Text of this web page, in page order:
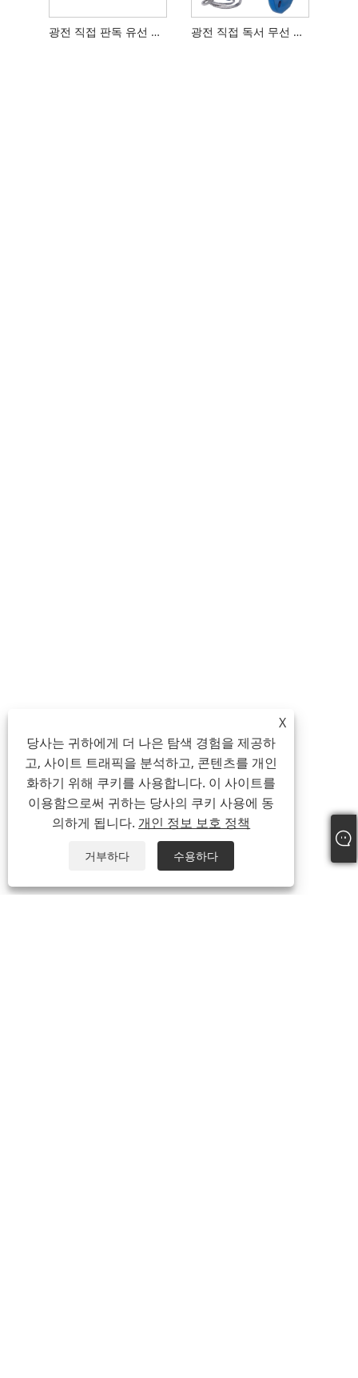
광전 직접 판독 유선 수량계 광전 직접 독서 무선 Woltman 유형 수량계
X
당사는 귀하에게 더 나은 탐색 경험을 제공하
고, 사이트 트래픽을 분석하고, 콘텐츠를 개인
화하기 위해 쿠키를 사용합니다. 이 사이트를
이용함으로써 귀하는 당사의 쿠키 사용에 동
의하게 됩니다. 개인 정보 보호 정책
거부하다 수용하다